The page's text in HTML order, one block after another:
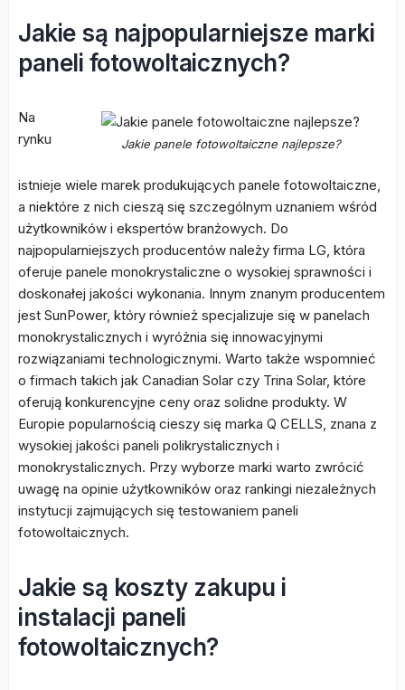
Jakie są najpopularniejsze marki
paneli fotowoltaicznych?
Jakie panele fotowoltaiczne najlepsze?
Na
rynku
istnieje wiele marek produkujących panele fotowoltaiczne,
a niektóre z nich cieszą się szczególnym uznaniem wśród
użytkowników i ekspertów branżowych. Do
najpopularniejszych producentów należy firma LG, która
oferuje panele monokrystaliczne o wysokiej sprawności i
doskonałej jakości wykonania. Innym znanym producentem
jest SunPower, który również specjalizuje się w panelach
monokrystalicznych i wyróżnia się innowacyjnymi
rozwiązaniami technologicznymi. Warto także wspomnieć
o firmach takich jak Canadian Solar czy Trina Solar, które
oferują konkurencyjne ceny oraz solidne produkty. W
Europie popularnością cieszy się marka Q CELLS, znana z
wysokiej jakości paneli polikrystalicznych i
monokrystalicznych. Przy wyborze marki warto zwrócić
uwagę na opinie użytkowników oraz rankingi niezależnych
instytucji zajmujących się testowaniem paneli
fotowoltaicznych.
Jakie są koszty zakupu i
instalacji paneli
fotowoltaicznych?